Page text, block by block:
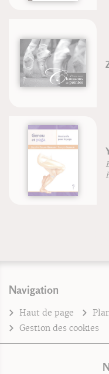
Navigation
Haut de page
Gestion des cookies